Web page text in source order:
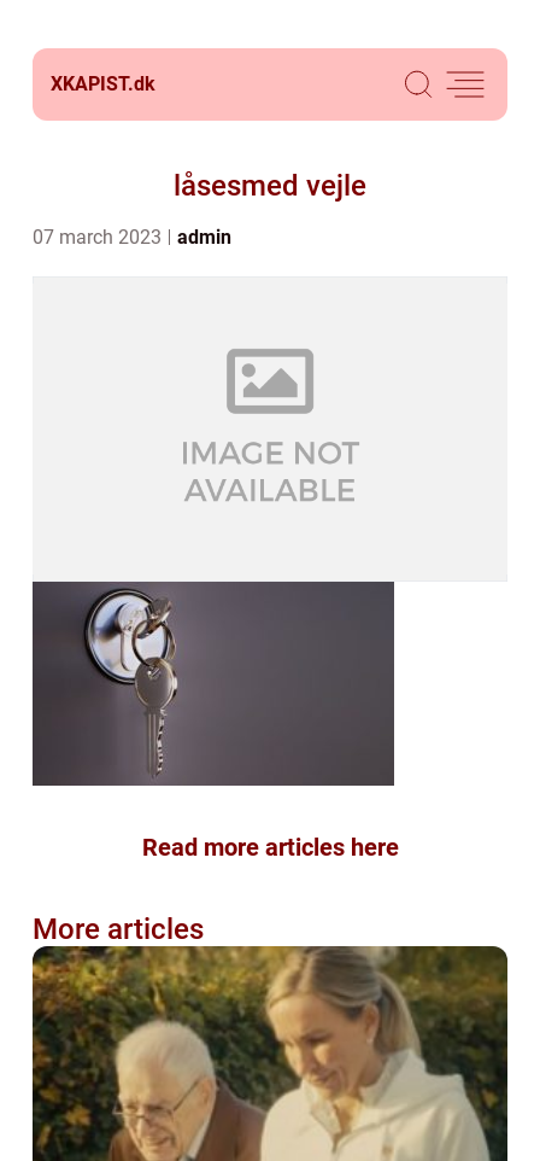
XKAPIST.dk
låsesmed vejle
07 march 2023 admin
Read more articles here
More articles